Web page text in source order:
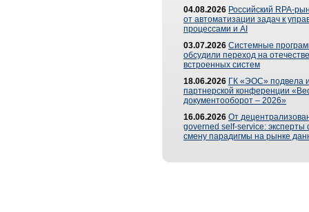
04.08.2026 Российский RPA-
от автоматизации задач к
процессами и AI
03.07.2026 Системные
обсудили переход на
встроенных систем
18.06.2026 ГК «ЭОС» подвела
партнерской конференции
документооборот – 2026»
16.06.2026 От
governed self-service: эксперты
смену парадигмы на рынке